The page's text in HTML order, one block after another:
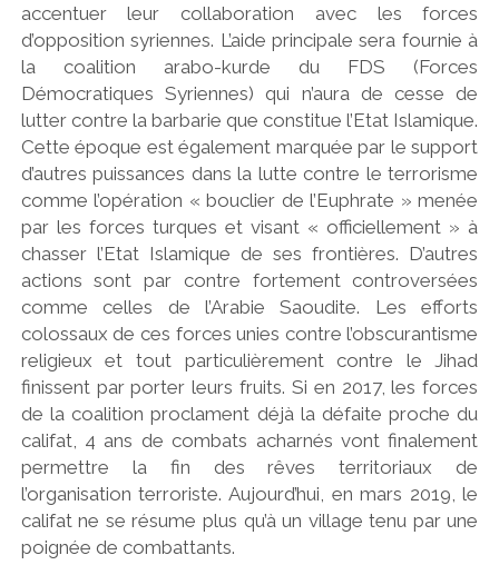
accentuer leur collaboration avec les forces
d’opposition syriennes. L’aide principale sera fournie à
la coalition arabo-kurde du FDS (Forces
Démocratiques Syriennes) qui n’aura de cesse de
lutter contre la barbarie que constitue l’Etat Islamique.
Cette époque est également marquée par le support
d’autres puissances dans la lutte contre le terrorisme
comme l’opération « bouclier de l’Euphrate » menée
par les forces turques et visant « officiellement » à
chasser l’Etat Islamique de ses frontières. D’autres
actions sont par contre fortement controversées
comme celles de l’Arabie Saoudite. Les efforts
colossaux de ces forces unies contre l’obscurantisme
religieux et tout particulièrement contre le Jihad
finissent par porter leurs fruits. Si en 2017, les forces
de la coalition proclament déjà la défaite proche du
califat, 4 ans de combats acharnés vont finalement
permettre la fin des rêves territoriaux de
l’organisation terroriste. Aujourd’hui, en mars 2019, le
califat ne se résume plus qu’à un village tenu par une
poignée de combattants.